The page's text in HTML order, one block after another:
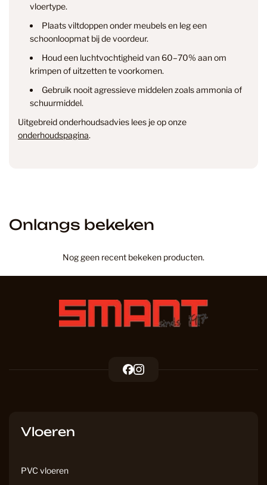
vloertype.
Plaats viltdoppen onder meubels en leg een
schoonloopmat bij de voordeur.
Houd een luchtvochtigheid van 60–70% aan om
krimpen of uitzetten te voorkomen.
Gebruik nooit agressieve middelen zoals ammonia of
schuurmiddel.
Uitgebreid onderhoudsadvies lees je op onze
onderhoudspagina.
info@smantvloeren.nl
Verzending & levertijd
Retourneren
& annuleren
Onlangs bekeken
Nog geen recent bekeken producten.
F I
Vloeren
PVC vloeren